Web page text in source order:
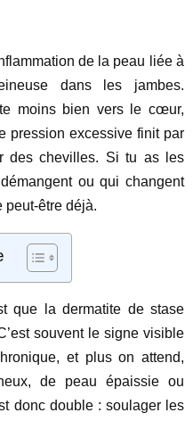
de la peau liée à
dans les jambes.
moins bien vers le cœur,
pression excessive finit par
des chevilles. Si tu as les
ou qui changent
peut-être déjà.
que la dermatite de stase
souvent le signe visible
et plus on attend,
de peau épaissie ou
donc double : soulager les